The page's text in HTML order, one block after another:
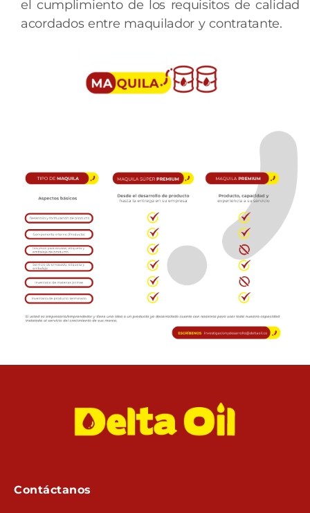
el cumplimiento de los requisitos de calidad
acordados entre maquilador y contratante.
Contáctanos